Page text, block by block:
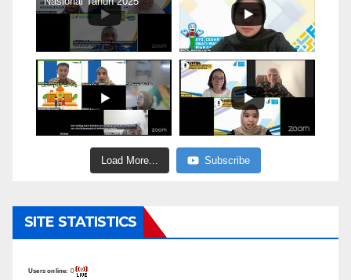
Load More... Subscribe
SITE STATISTICS
Users online: 0